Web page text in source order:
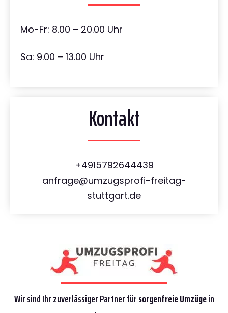
Mo-Fr: 8.00 – 20.00 Uhr
Sa: 9.00 – 13.00 Uhr
Kontakt
+4915792644439
anfrage@umzugsprofi-freitag-
stuttgart.de
Wir sind Ihr zuverlässiger Partner fürsorgenfreie Umzügein